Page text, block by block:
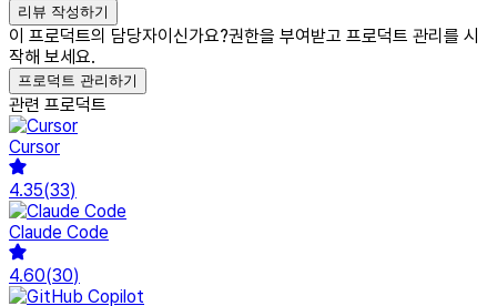
리뷰 작성하기
이 프로덕트의 담당자이신가요?권한을 부여받고 프로덕트 관리를 시
작해 보세요.
프로덕트 관리하기
관련 프로덕트
Cursor
4.35(33)
Claude Code
4.60(30)